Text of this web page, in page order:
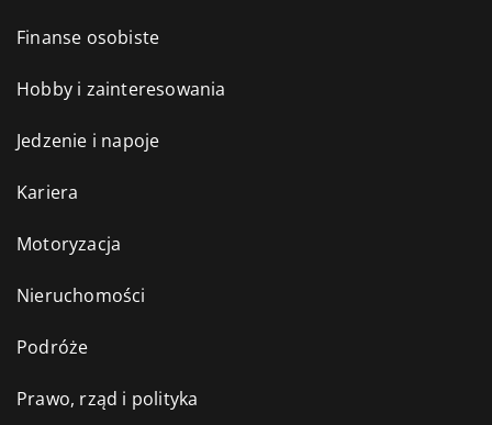
Finanse osobiste
Hobby i zainteresowania
Jedzenie i napoje
Kariera
Motoryzacja
Nieruchomości
Podróże
Prawo, rząd i polityka